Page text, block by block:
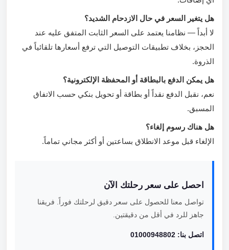
هل يتغير السعر في حال الازدحام الشديد؟
لا أبداً — نظامنا يعتمد على السعر الثابت المتفق عليه عند
الحجز، بخلاف تطبيقات التوصيل التي ترفع أسعارها تلقائياً في
الذروة.
هل يمكن الدفع بالبطاقة أو المحفظة الإلكترونية؟
نعم، نقبل الدفع نقداً أو بطاقة أو تحويل بنكي حسب الاتفاق
المسبق.
هل هناك رسوم إلغاء؟
الإلغاء قبل موعد الانطلاق بساعتين أو أكثر مجاني تماماً.
احصل على سعر رحلتك الآن
تواصل معنا للحصول على سعر دقيق لرحلتك فوراً. فريقنا
جاهز للرد في أقل من دقيقتين.
اتصل بنا: 01000948802